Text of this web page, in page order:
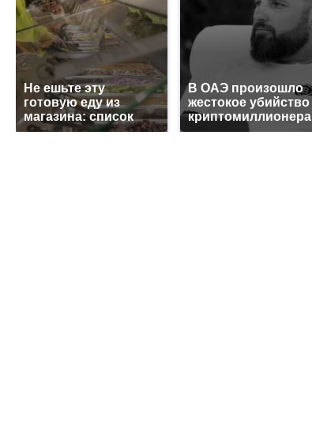
Не ешьте эту
готовую еду из
магазина: список
В ОАЭ произошло
жестокое убийство
криптомиллионера